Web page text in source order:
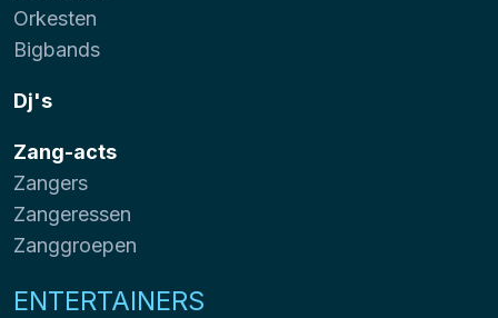
Orkesten
Bigbands
Dj's
Zang-acts
Zangers
Zangeressen
Zanggroepen
ENTERTAINERS